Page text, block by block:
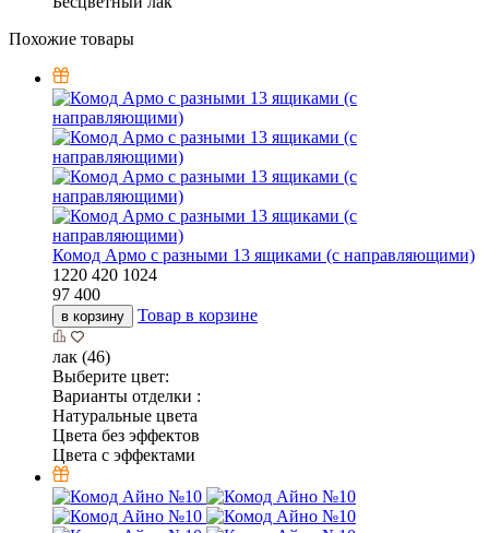
Похожие товары
Комод Армо с разными 13 ящиками (с направляющими)
1220 420 1024
97 400
в корзину Товар в корзине
лак (46)
Выберите цвет:
Варианты отделки :
Натуральные цвета
Цвета без эффектов
Цвета с эффектами